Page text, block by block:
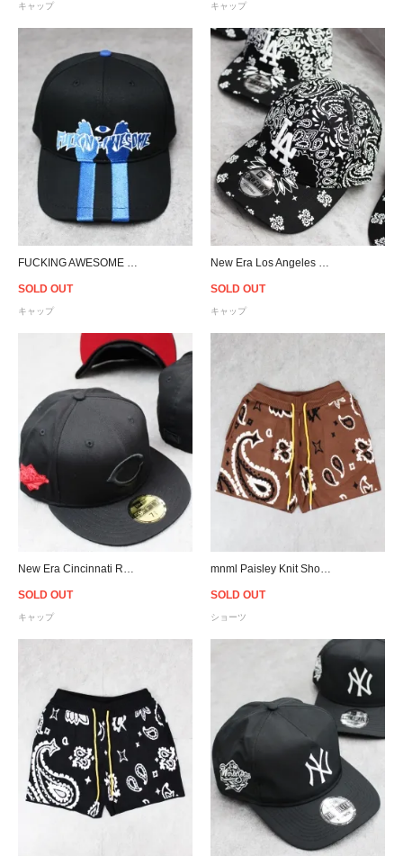
キャップ キャップ
SOLD OUT
キャップ
SOLD OUT
キャップ
SOLD OUT
キャップ
SOLD OUT
ショーツ